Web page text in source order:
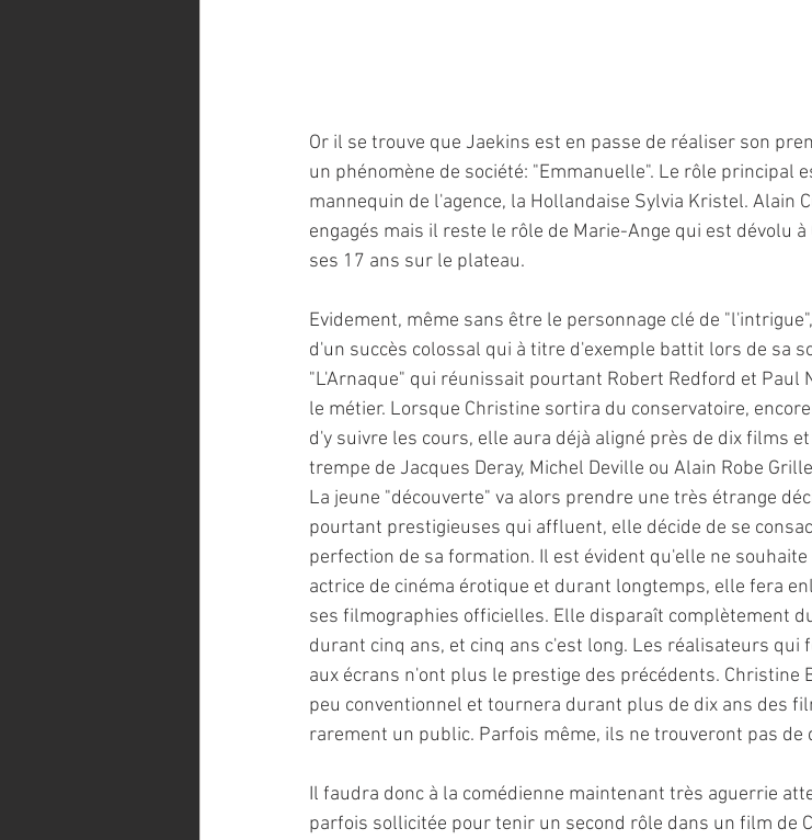
Or il se trouve que Jaekins est en passe de réaliser son
un phénomène de société: "Emmanuelle". Le rôle principal
mannequin de l'agence, la Hollandaise Sylvia Kristel. Alain
engagés mais il reste le rôle de Marie-Ange qui est dévolu
ses 17 ans sur le plateau.
Evidement, même sans être le personnage clé de
d'un succès colossal qui à titre d'exemple battit lors de sa
"L'Arnaque" qui réunissait pourtant Robert Redford et Paul
le métier. Lorsque Christine sortira du conservatoire,
d'y suivre les cours, elle aura déjà aligné près de dix films
trempe de Jacques Deray, Michel Deville ou Alain Robe
La jeune "découverte" va alors prendre une très étrange
pourtant prestigieuses qui affluent, elle décide de se
perfection de sa formation. Il est évident qu'elle ne
actrice de cinéma érotique et durant longtemps, elle fera
ses filmographies officielles. Elle disparaît complètement
durant cinq ans, et cinq ans c'est long. Les réalisateurs
aux écrans n'ont plus le prestige des précédents. Christine
peu conventionnel et tournera durant plus de dix ans des
rarement un public. Parfois même, ils ne trouveront pas
Il faudra donc à la comédienne maintenant très aguerrie
parfois sollicitée pour tenir un second rôle dans un film de